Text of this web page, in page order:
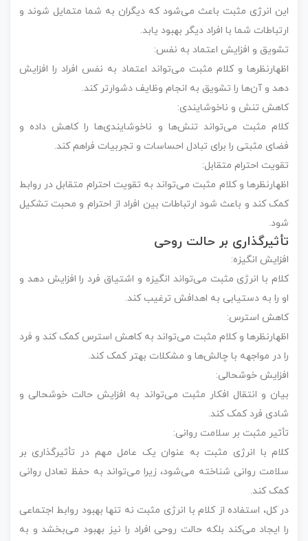
این انرژی مثبت باعث می‌شود که دیگران به شما متمایل شوند و
ارتباطات شما با افراد دیگر بهبود یابد.
تشویق و افزایش اعتماد به نفس:
اظهارنظرها و کلام مثبت می‌تواند اعتماد به نفس افراد را افزایش
دهد و آن‌ها را تشویق به انجام وظایف دشوارتر کند.
کاهش تنش و ناخوشایندی:
کلام مثبت می‌تواند تنش‌ها و ناخوشایندی‌ها را کاهش داده و
فضای مثبتی را برای تبادل احساسات و تجربیات فراهم کند.
تقویت احترام متقابل:
اظهارنظرها و کلام مثبت می‌تواند به تقویت احترام متقابل در روابط
کمک کند و باعث شود ارتباطات بین افراد از احترام و محبت تشکیل
شود.
تأثیرگذاری بر حالت روحی
افزایش انگیزه:
کلام با انرژی مثبت می‌تواند انگیزه و اشتیاق فرد را افزایش دهد و
او را به دستیابی به اهدافش ترغیب کند.
کاهش استرس:
اظهارنظرها و کلام مثبت می‌تواند به کاهش استرس کمک کند و فرد
را در مواجهه با چالش‌ها و مشکلات بهتر کمک کند.
افزایش خوشحالی:
بیان و انتقال افکار مثبت می‌تواند به افزایش حالت خوشحالی و
شادی فرد کمک کند.
تأثیر مثبت بر سلامت روانی:
کلام با انرژی مثبت به عنوان یک عامل مهم در تأثیرگذاری بر
سلامت روانی شناخته می‌شود، زیرا می‌تواند به حفظ تعادل روانی
کمک کند.
در کل، استفاده از کلام با انرژی مثبت نه تنها بهبود روابط اجتماعی
را ایجاد می‌کند بلکه حالت روحی افراد را نیز بهبود می‌بخشد و به